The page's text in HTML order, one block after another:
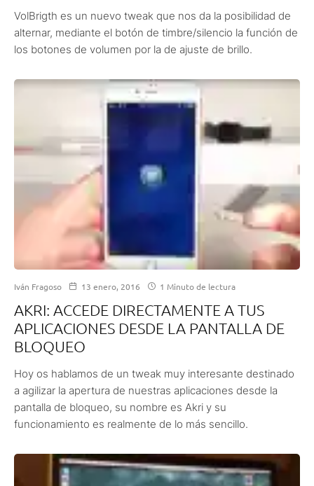
VolBrigth es un nuevo tweak que nos da la posibilidad de
alternar, mediante el botón de timbre/silencio la función de
los botones de volumen por la de ajuste de brillo.
Iván Fragoso 13 enero, 2016 1 Minuto de lectura
AKRI: ACCEDE DIRECTAMENTE A TUS
APLICACIONES DESDE LA PANTALLA DE
BLOQUEO
Hoy os hablamos de un tweak muy interesante destinado
a agilizar la apertura de nuestras aplicaciones desde la
pantalla de bloqueo, su nombre es Akri y su
funcionamiento es realmente de lo más sencillo.